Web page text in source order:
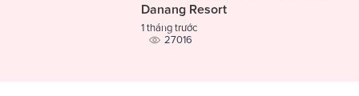
Danang Resort
1 tháng trước
27016